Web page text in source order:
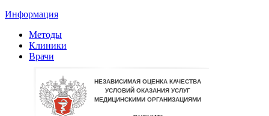
Информация
Методы
Клиники
Врачи